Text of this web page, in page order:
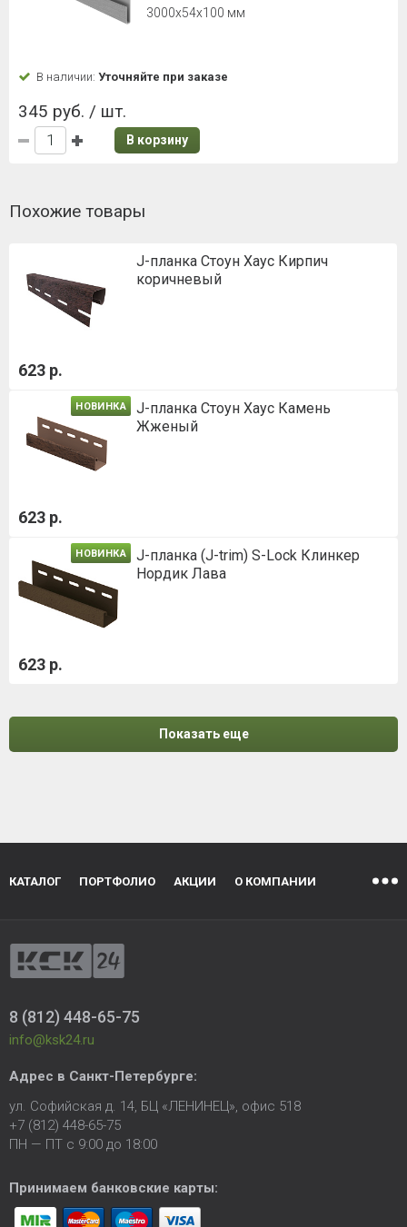
3000х54х100 мм
В наличии: Уточняйте при заказе
345 руб. / шт.
В корзину
Похожие товары
J-планка Стоун Хаус Кирпич
коричневый
623 р.
НОВИНКА
J-планка Стоун Хаус Камень
Жженый
623 р.
НОВИНКА
J-планка (J-trim) S-Lock Клинкер
Нордик Лава
623 р.
Показать еще
КАТАЛОГ ПОРТФОЛИО АКЦИИ О КОМПАНИИ
8 (812) 448-65-75
info@ksk24.ru
Адрес в Санкт-Петербурге:
ул. Софийская д. 14, БЦ «ЛЕНИНЕЦ», офис 518
+7 (812) 448-65-75
ПН — ПТ с 9:00 до 18:00
Принимаем банковские карты: